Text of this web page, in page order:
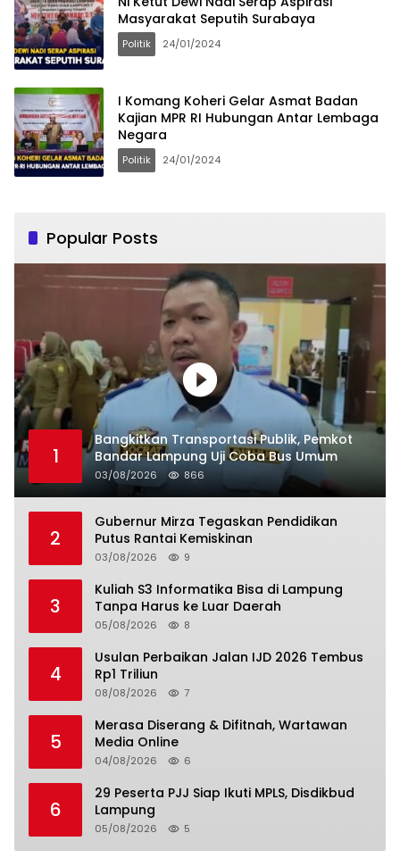
Masyarakat Seputih Surabaya
Politik 24/01/2024
I Komang Koheri Gelar Asmat Badan
Kajian MPR RI Hubungan Antar Lembaga
Negara
Politik 24/01/2024
Popular Posts
1
Bangkitkan Transportasi Publik, Pemkot
Bandar Lampung Uji Coba Bus Umum
03/08/2026 866
2
Gubernur Mirza Tegaskan Pendidikan
Putus Rantai Kemiskinan
03/08/2026 9
3
Kuliah S3 Informatika Bisa di Lampung
Tanpa Harus ke Luar Daerah
05/08/2026 8
4
Usulan Perbaikan Jalan IJD 2026 Tembus
Rp1 Triliun
08/08/2026 7
5
Merasa Diserang & Difitnah, Wartawan
Media Online
04/08/2026 6
6
29 Peserta PJJ Siap Ikuti MPLS, Disdikbud
Lampung
05/08/2026 5